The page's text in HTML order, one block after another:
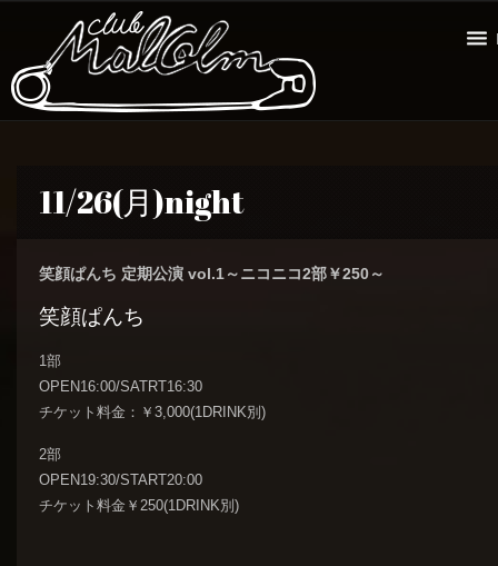
11/26(月)night
笑顔ぱんち 定期公演 vol.1～ニコニコ2部￥250～
笑顔ぱんち
1部
OPEN16:00/SATRT16:30
チケット料金：￥3,000(1DRINK別)
2部
OPEN19:30/START20:00
チケット料金￥250(1DRINK別)